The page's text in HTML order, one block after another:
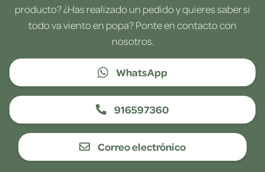
producto? ¿Has realizado un pedido y quieres saber si
todo va viento en popa? Ponte en contacto con
nosotros.
WhatsApp
916597360
Correo electrónico